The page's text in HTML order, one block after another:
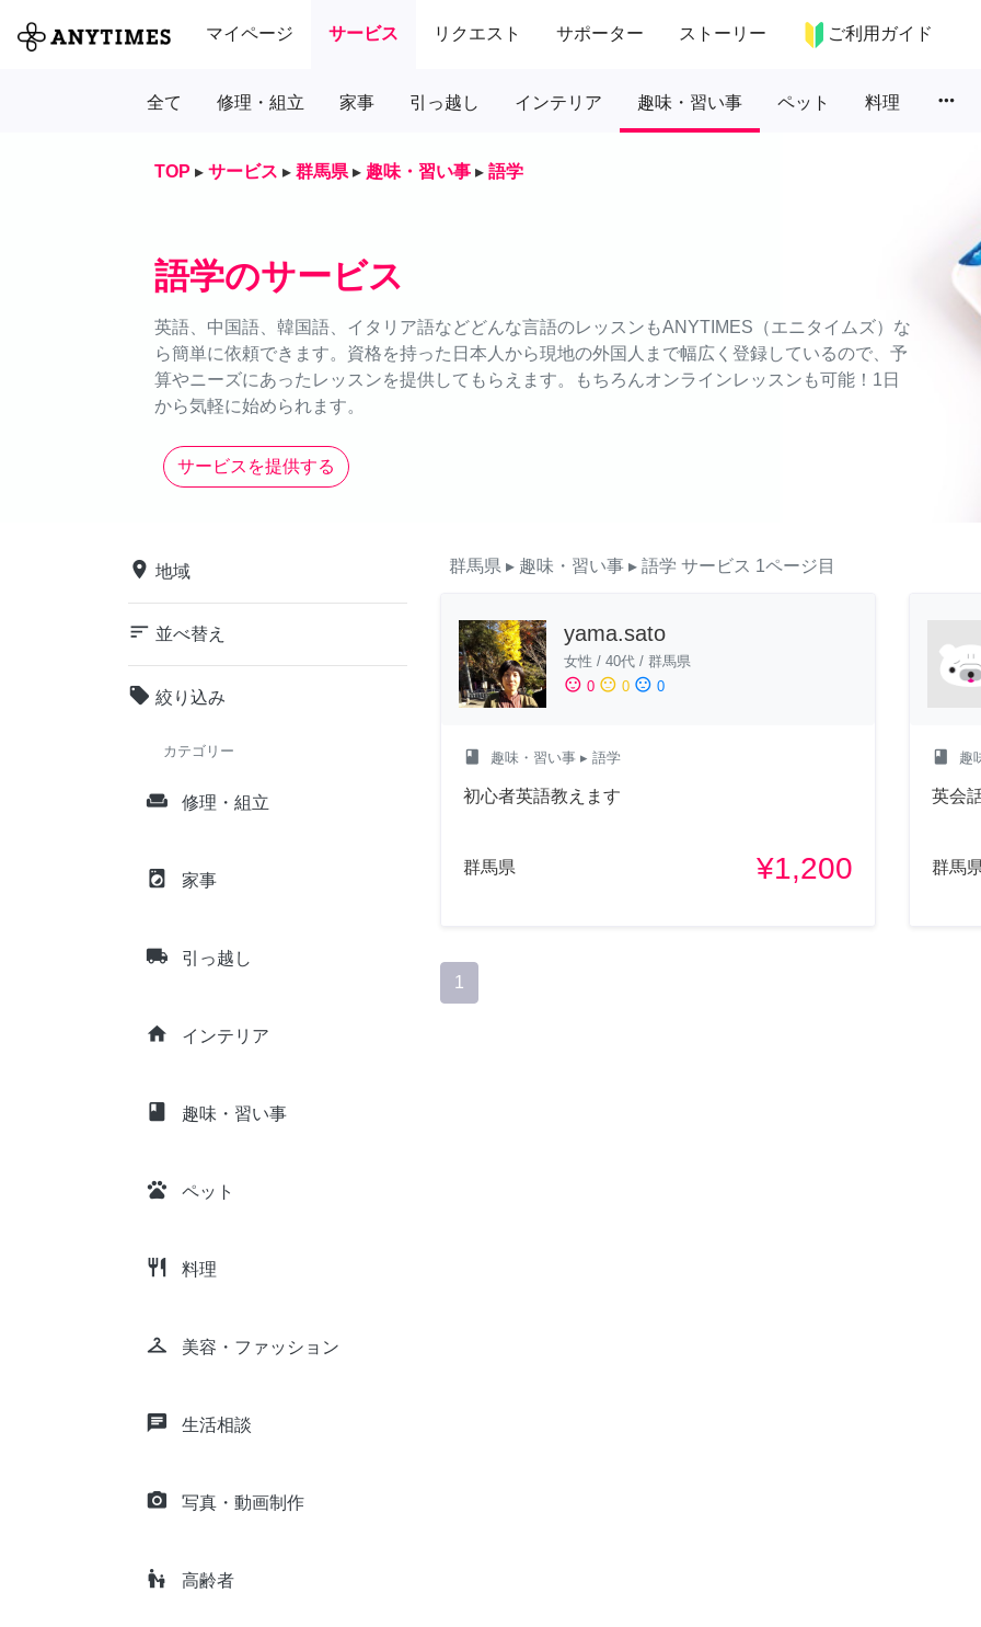
マイページ サービス リクエスト サポーター ストーリー ご利用ガイド
全て 修理・組立 家事 引っ越し インテリア 趣味・習い事 ペット 料理 more_horiz
TOP ▸ サービス ▸ 群馬県 ▸ 趣味・習い事 ▸ 語学
語学のサービス
英語、中国語、韓国語、イタリア語などどんな言語のレッスンもANYTIMES（エニタイムズ）な
ら簡単に依頼できます。資格を持った日本人から現地の外国人まで幅広く登録しているので、予
算やニーズにあったレッスンを提供してもらえます。もちろんオンラインレッスンも可能！1日
から気軽に始められます。
サービスを提供する
place 地域
sort 並べ替え
local_offer 絞り込み
カテゴリー
weekend 修理・組立
local_laundry_service 家事
local_shipping 引っ越し
home インテリア
class 趣味・習い事
pets ペット
restaurant 料理
checkroom 美容・ファッション
chat 生活相談
camera_alt 写真・動画制作
escalator_warning 高齢者
群馬県 ▸ 趣味・習い事 ▸ 語学 サービス 1ページ目
yama.sato
女性 / 40代 / 群馬県
sentiment_satisfied 0 sentiment_neutral 0 sentiment_dissatisfied 0
class 趣味・習い事 ▸ 語学
初心者英語教えます
群馬県 ¥1,200
class 趣
英会
群馬
1